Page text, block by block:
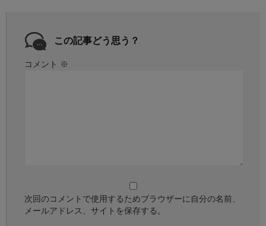
この記事どう思う？
コメント ※
次回のコメントで使用するためブラウザーに自分の名前、
メールアドレス、サイトを保存する。